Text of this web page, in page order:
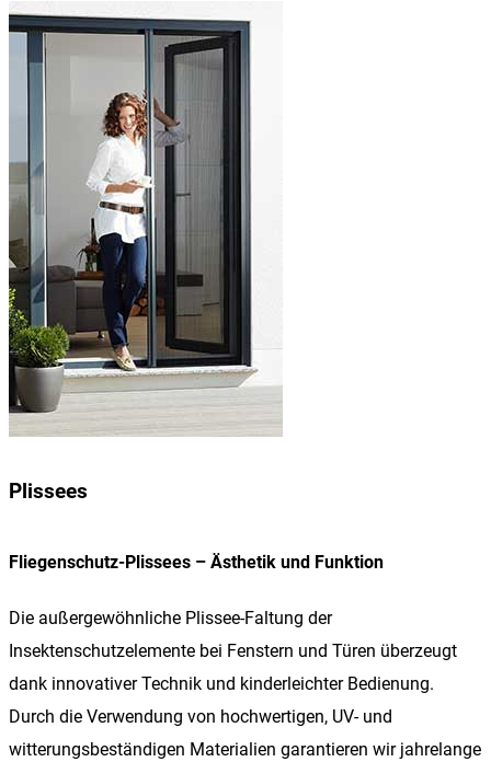
Plissees
Fliegenschutz-Plissees – Ästhetik und Funktion
Die außergewöhnliche Plissee-Faltung der
Insektenschutzelemente bei Fenstern und Türen überzeugt
dank innovativer Technik und kinderleichter Bedienung.
Durch die Verwendung von hochwertigen, UV- und
witterungsbeständigen Materialien garantieren wir jahrelange